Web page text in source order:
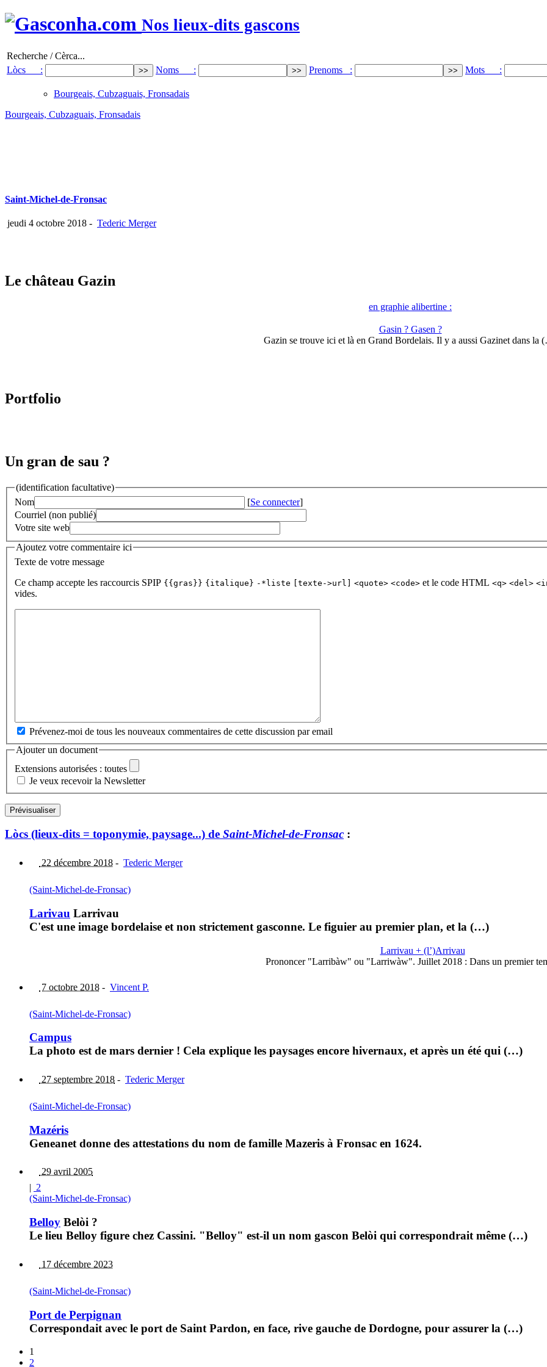
Nos lieux-dits gascons
Recherche / Cèrca...
Lòcs :
Noms : Prenoms : Mots :
Bourgeais, Cubzaguais, Fronsadais
Bourgeais, Cubzaguais, Fronsadais
Saint-Michel-de-Fronsac
jeudi 4 octobre 2018 - Tederic Merger
Le château Gazin
en graphie alibertine :
Gasin ? Gasen ?
Gazin se trouve ici et là en Grand Bordelais. Il y a aussi Gazinet dans la
Portfolio
Un gran de sau ?
(identification facultative)
Nom
[Se connecter]
Courriel (non publié)
Votre site web
Ajoutez votre commentaire ici
Texte de votre message
Ce champ accepte les raccourcis SPIP {{gras}} {italique} -*liste [texte->url] <quote> <code> et le code HTML <q> <del>
vides.
Prévenez-moi de tous les nouveaux commentaires de cette discussion par email
Ajouter un document
Extensions autorisées : toutes
Je veux recevoir la Newsletter
Lòcs (lieux-dits = toponymie, paysage...) de Saint-Michel-de-Fronsac :
22 décembre 2018 - Tederic Merger
(Saint-Michel-de-Fronsac)
Larivau Larrivau
C'est une image bordelaise et non strictement gasconne. Le figuier au premier plan, et la (…)
Larrivau + (l’)Arrivau
Prononcer "Larribàw" ou "Larriwàw". Juillet 2018 : Dans un premier
7 octobre 2018 - Vincent P.
(Saint-Michel-de-Fronsac)
Campus
La photo est de mars dernier ! Cela explique les paysages encore hivernaux, et après un été qui (…)
27 septembre 2018 - Tederic Merger
(Saint-Michel-de-Fronsac)
Mazéris
Geneanet donne des attestations du nom de famille Mazeris à Fronsac en 1624.
29 avril 2005
| 2
(Saint-Michel-de-Fronsac)
Belloy Belòi ?
Le lieu Belloy figure chez Cassini. "Belloy" est-il un nom gascon Belòi qui correspondrait même (…)
17 décembre 2023
(Saint-Michel-de-Fronsac)
Port de Perpignan
Correspondait avec le port de Saint Pardon, en face, rive gauche de Dordogne, pour assurer la (…)
1
2